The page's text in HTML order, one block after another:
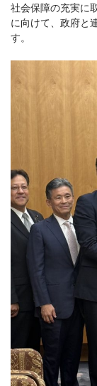
社会保障の充実に
に向けて、政府と
す。